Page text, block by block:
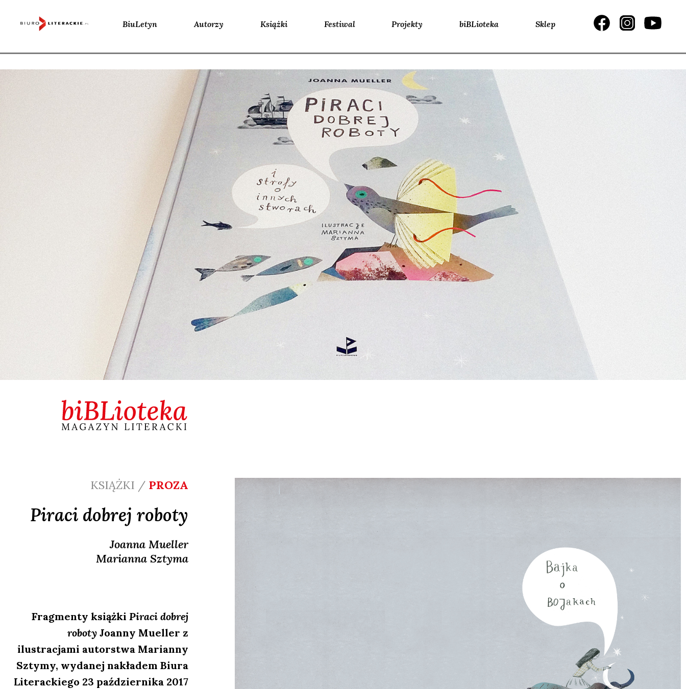
BiuLetyn Autorzy Książki Festiwal Projekty biBLioteka Sklep
KSIĄŻKI / PROZA
Piraci dobrej roboty
Joanna Mueller
Marianna Sztyma
Fragmenty książki Piraci dobrej
roboty Joanny Mueller z
ilustracjami autorstwa Marianny
Sztymy, wydanej nakładem Biura
Literackiego 23 października 2017